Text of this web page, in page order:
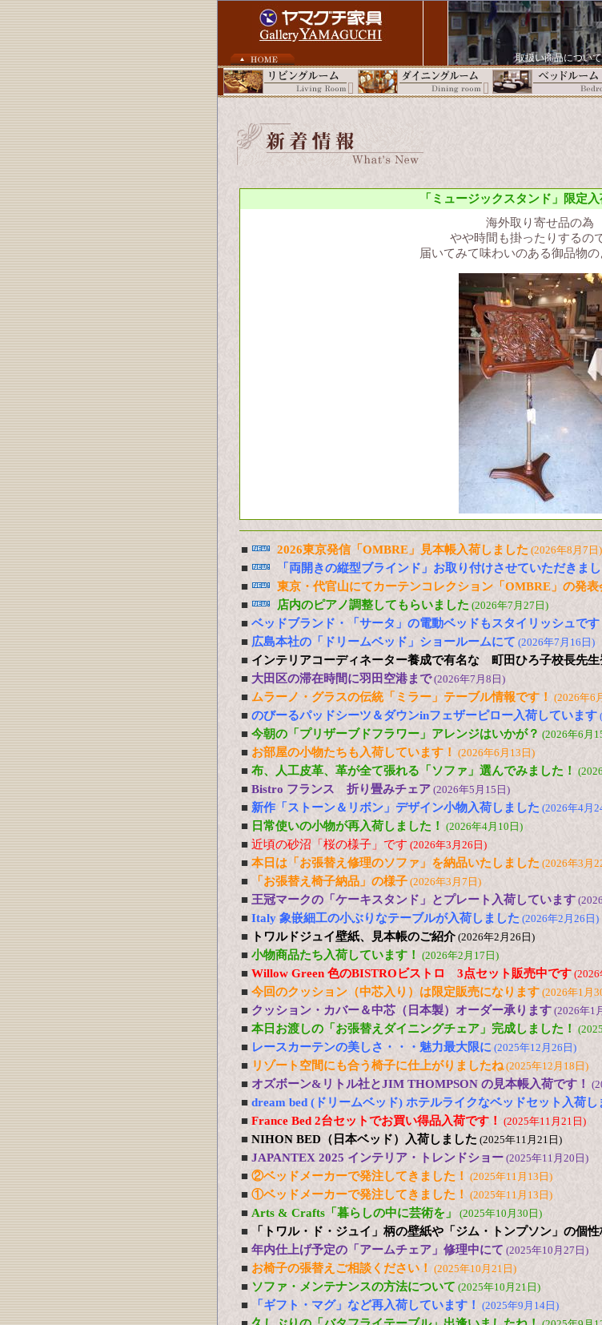
取扱い商品について
「ミュージックスタンド」限定
海外取り寄せ品の為
やや時間も掛ったりするの
届いてみて味わいのある御品物の
■ 2026東京発信「OMBRE」見本帳入荷しました (2026年8月7日)
■ 「両開きの縦型ブラインド」お取り付けさせていただきま
■ 東京・代官山にてカーテンコレクション「OMBRE」の発
■ 店内のピアノ調整してもらいました (2026年7月27日)
■ ベッドブランド・「サータ」の電動ベッドもスタイリッシュです
■ 広島本社の「ドリームベッド」ショールームにて (2026年7月16日)
■ インテリアコーディネーター養成で有名な 町田ひろ子校長先生
■ 大田区の滞在時間に羽田空港まで(2026年7月8日)
■ ムラーノ・グラスの伝統「ミラー」テーブル情報です！ (2026年6
■ のびーるパッドシーツ＆ダウンinフェザーピロー入荷しています
■ 今朝の「プリザーブドフラワー」アレンジはいかが？ (2026年6月
■ お部屋の小物たちも入荷しています！ (2026年6月13日)
■ 布、人工皮革、革が全て張れる「ソファ」選んでみました！
■ Bistro フランス 折り畳みチェア (2026年5月15日)
■ 新作「ストーン＆リボン」デザイン小物入荷しました (2026年4月
■ 日常使いの小物が再入荷しました！ (2026年4月10日)
■ 近頃の砂沼「桜の様子」です (2026年3月26日)
■ 本日は「お張替え修理のソファ」を納品いたしました (2026年3月
■ 「お張替え椅子納品」の様子 (2026年3月7日)
■ 王冠マークの「ケーキスタンド」とプレート入荷しています
■ Italy 象嵌細工の小ぶりなテーブルが入荷しました (2026年2月26日)
■ トワルドジュイ壁紙、見本帳のご紹介 (2026年2月26日)
■ 小物商品たち入荷しています！ (2026年2月17日)
■ Willow Green 色のBISTROビストロ 3点セット販売中です
■ 今回のクッション（中芯入り）は限定販売になります (2026年1月
■ クッション・カバー＆中芯（日本製）オーダー承ります (2026年1
■ 本日お渡しの「お張替えダイニングチェア」完成しました！
■ レースカーテンの美しさ・・・魅力最大限に (2025年12月26日)
■ リゾート空間にも合う椅子に仕上がりましたね(2025年12月18日)
■ オズボーン&リトル社とJIM THOMPSON の見本帳入荷です！
■ dream bed (ドリームベッド) ホテルライクなベッドセット入荷し
■ France Bed 2台セットでお買い得品入荷です！ (2025年11月21日)
■ NIHON BED（日本ベッド）入荷しました (2025年11月21日)
■ JAPANTEX 2025 インテリア・トレンドショー (2025年11月20日)
■ ②ベッドメーカーで発注してきました！ (2025年11月13日)
■ ①ベッドメーカーで発注してきました！ (2025年11月13日)
■ Arts & Crafts「暮らしの中に芸術を」 (2025年10月30日)
■ 「トワル・ド・ジュイ」柄の壁紙や「ジム・トンプソン」の個
■ 年内仕上げ予定の「アームチェア」修理中にて (2025年10月27日)
■ お椅子の張替えご相談ください！ (2025年10月21日)
■ ソファ・メンテナンスの方法について (2025年10月21日)
■ 「ギフト・マグ」など再入荷しています！ (2025年9月14日)